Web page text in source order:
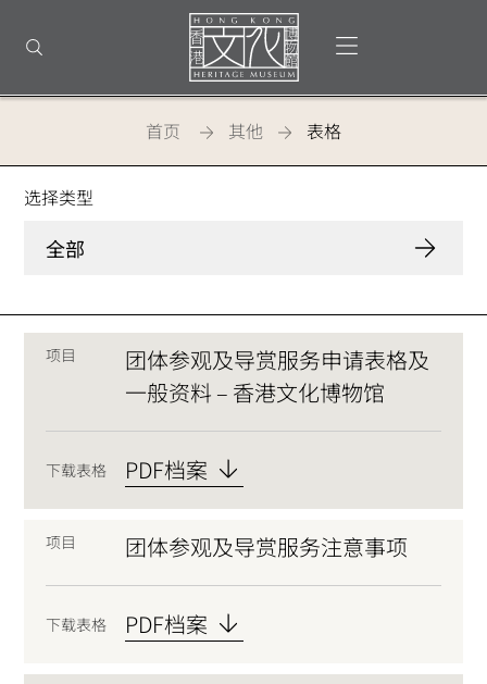
部
打开搜索
首
打开选单
首页 其他 表格
博
选择类型
全部
项目
团体参观及导赏服务申请表格及
一般资料 – 香港文化博物馆
下载表格 PDF档案
项目 团体参观及导赏服务注意事项
下载表格 PDF档案